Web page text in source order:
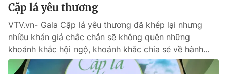
Cặp lá yêu thương
VTV.vn- Gala Cặp lá yêu thương đã khép lại nhưng
nhiều khán giả chắc chắn sẽ không quên những
khoảnh khắc hội ngộ, khoảnh khắc chia sẻ về hành...